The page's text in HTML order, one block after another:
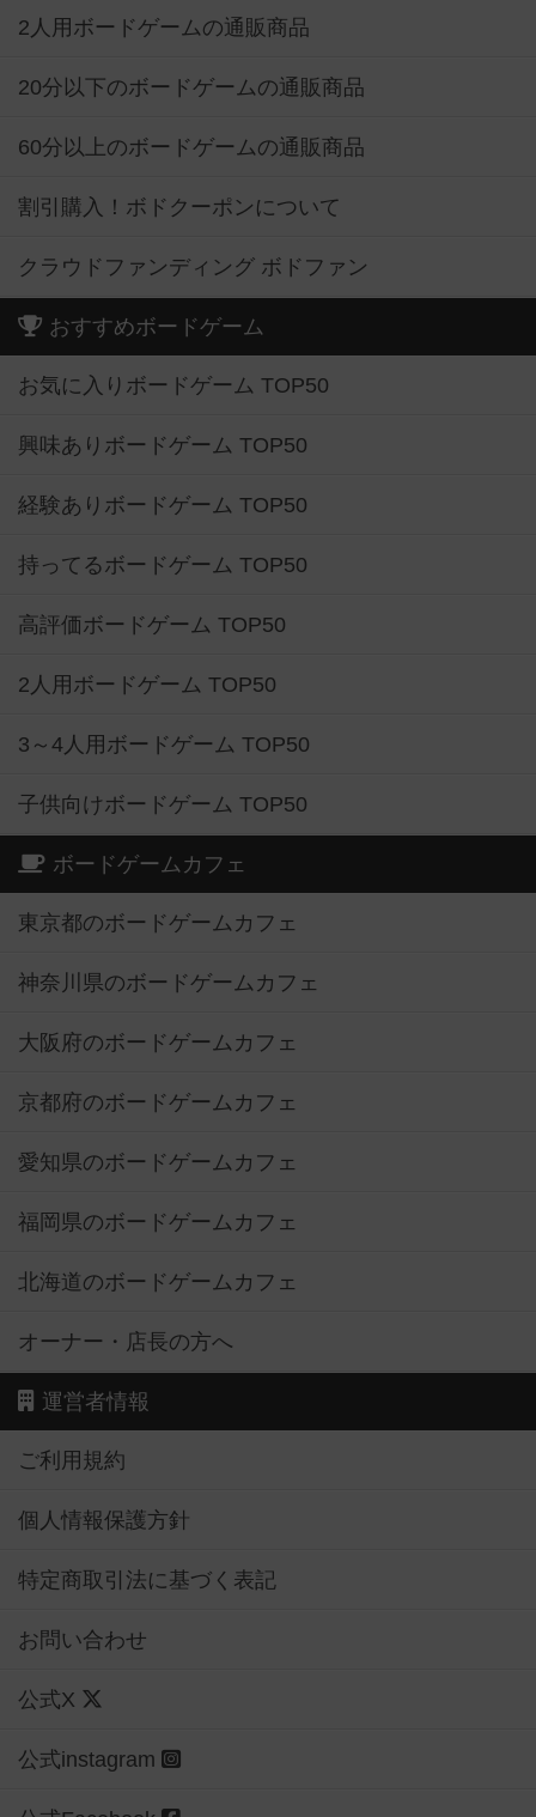
2人用ボードゲームの通販商品
20分以下のボードゲームの通販商品
60分以上のボードゲームの通販商品
割引購入！ボドクーポンについて
クラウドファンディング ボドファン
おすすめボードゲーム
お気に入りボードゲーム TOP50
興味ありボードゲーム TOP50
経験ありボードゲーム TOP50
持ってるボードゲーム TOP50
高評価ボードゲーム TOP50
2人用ボードゲーム TOP50
3～4人用ボードゲーム TOP50
子供向けボードゲーム TOP50
ボードゲームカフェ
東京都のボードゲームカフェ
神奈川県のボードゲームカフェ
大阪府のボードゲームカフェ
京都府のボードゲームカフェ
愛知県のボードゲームカフェ
福岡県のボードゲームカフェ
北海道のボードゲームカフェ
オーナー・店長の方へ
運営者情報
ご利用規約
個人情報保護方針
特定商取引法に基づく表記
お問い合わせ
公式X
公式instagram